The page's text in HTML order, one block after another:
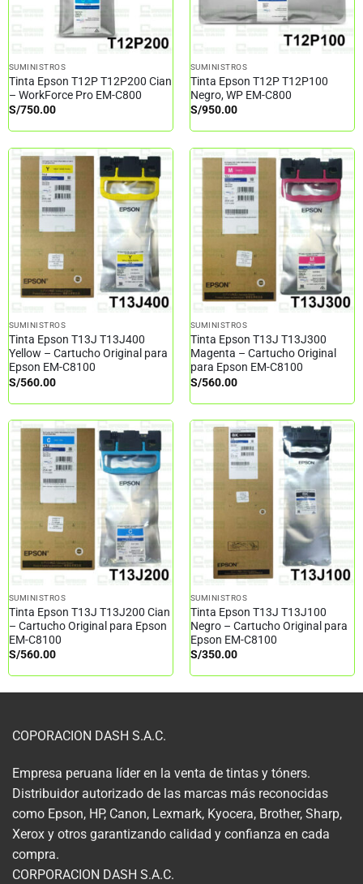
SUMINISTROS
Tinta Epson T12P T12P200 Cian
– WorkForce Pro EM-C800
S/750.00
SUMINISTROS
Tinta Epson T12P T12P100
Negro, WP EM-C800
S/950.00
SUMINISTROS
Tinta Epson T13J T13J400
Yellow – Cartucho Original para
Epson EM-C8100
S/560.00
SUMINISTROS
Tinta Epson T13J T13J300
Magenta – Cartucho Original
para Epson EM-C8100
S/560.00
SUMINISTROS
Tinta Epson T13J T13J200 Cian
– Cartucho Original para Epson
EM-C8100
S/560.00
SUMINISTROS
Tinta Epson T13J T13J100
Negro – Cartucho Original para
Epson EM-C8100
S/350.00
COPORACION DASH S.A.C.
Empresa peruana líder en la venta de tintas y tóners.
Distribuidor autorizado de las marcas más reconocidas
como Epson, HP, Canon, Lexmark, Kyocera, Brother, Sharp,
Xerox y otros garantizando calidad y confianza en cada
compra.
CORPORACION DASH S.A.C.